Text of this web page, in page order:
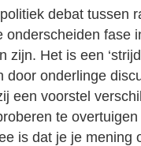
debat tussen
onderscheiden fase
zijn. Het is een
door onderlinge
een voorstel
te
is dat je je mening